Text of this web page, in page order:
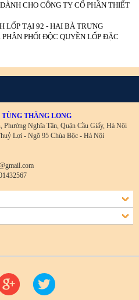
CHO CÔNG TY CỔ PHẦN THIẾT
LỐP TẠI 92 - HAI BÀ TRƯNG
PHỐI ĐỘC QUYỀN LỐP ĐẶC
THĂNG LONG
Nghĩa Tân, Quận Cầu Giấy, Hà Nội
Lợi - Ngõ 95 Chùa Bộc - Hà Nội